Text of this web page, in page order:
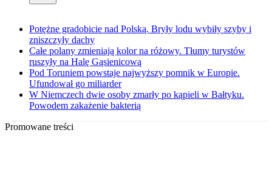
Potężne gradobicie nad Polską. Bryły lodu wybiły szyby i
zniszczyły dachy
Całe polany zmieniają kolor na różowy. Tłumy turystów
ruszyły na Halę Gąsienicową
Pod Toruniem powstaje najwyższy pomnik w Europie.
Ufundował go miliarder
W Niemczech dwie osoby zmarły po kąpieli w Bałtyku.
Powodem zakażenie bakterią
Promowane treści